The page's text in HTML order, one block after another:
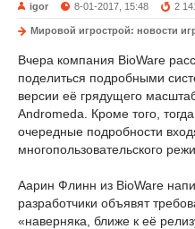
igor 8-01-2017, 15:48 2
Мировой игрострой: новости
Вчера компания BioWare
поделиться подробными
версии её грядущего
Andromeda. Кроме того,
очередные подробности
многопользовательского
Аарин Флинн из BioWare
разработчики объявят
«наверняка, ближе к её